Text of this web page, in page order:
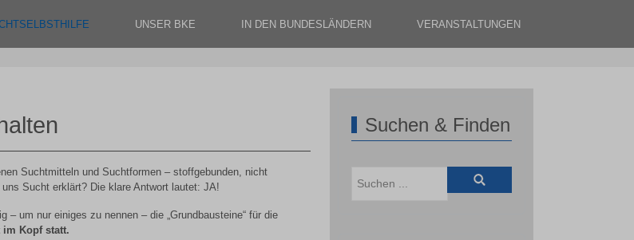
UNSER BKE IN DEN BUNDESLÄNDERN VERANSTALTUNGEN
Suchtmitteln und Suchtformen – stoffgebunden, nicht
Sucht erklärt? Die klare Antwort lautet: JA!
um nur einiges zu nennen – die „Grundbausteine“ für die
Kopf statt.
Suchen & Finden